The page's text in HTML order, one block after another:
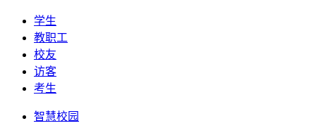
学生
教职工
校友
访客
考生
智慧校园